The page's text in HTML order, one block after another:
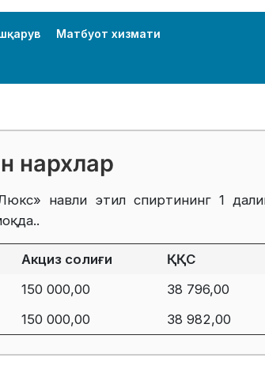
Матбуот хизмати
нархлар
навли этил спиртининг 1
Акциз солиғи ҚҚС
150 000,00 38 796,00
150 000,00 38 982,00